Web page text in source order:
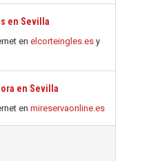
en Sevilla
en elcorteingles.es y
en Sevilla
en mireservaonline.es